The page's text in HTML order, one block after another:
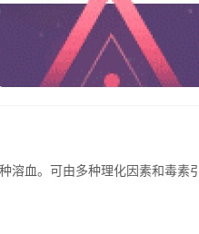
溶血。可由多种理化因素和毒素